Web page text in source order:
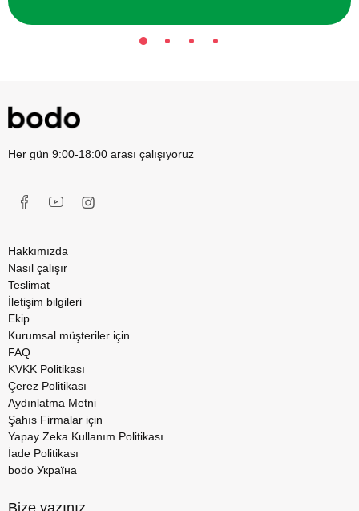
Her gün 9:00-18:00 arası çalışıyoruz
Hakkımızda
Nasıl çalışır
Teslimat
İletişim bilgileri
Ekip
Kurumsal müşteriler için
FAQ
KVKK Politikası
Çerez Politikası
Aydınlatma Metni
Şahıs Firmalar için
Yapay Zeka Kullanım Politikası
İade Politikası
bodo Україна
Bize yazınız